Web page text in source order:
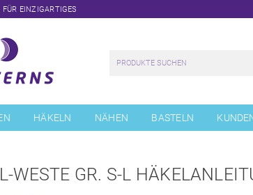
FÜR EINZIGARTIGES
HÄKELN NÄHEN BASTELN
WESTE GR. S-L